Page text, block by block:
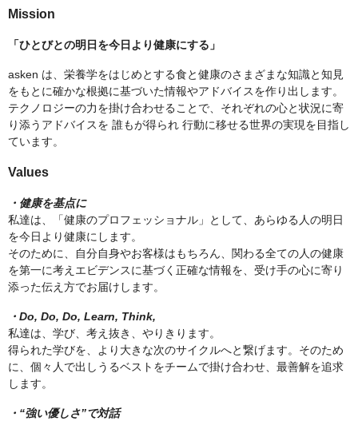
Mission
「ひとびとの明日を今日より健康にする」
asken は、栄養学をはじめとする食と健康のさまざまな知識と知見
をもとに確かな根拠に基づいた情報やアドバイスを作り出します。
テクノロジーの力を掛け合わせることで、それぞれの心と状況に寄
り添うアドバイスを 誰もが得られ 行動に移せる世界の実現を目指し
ています。
Values
・健康を基点に
私達は、「健康のプロフェッショナル」として、あらゆる人の明日
を今日より健康にします。
そのために、自分自身やお客様はもちろん、関わる全ての人の健康
を第一に考えエビデンスに基づく正確な情報を、受け手の心に寄り
添った伝え方でお届けします。
・Do, Do, Do, Learn, Think,
私達は、学び、考え抜き、やりきります。
得られた学びを、より大きな次のサイクルへと繋げます。そのため
に、個々人で出しうるベストをチームで掛け合わせ、最善解を追求
します。
・“強い優しさ”で対話